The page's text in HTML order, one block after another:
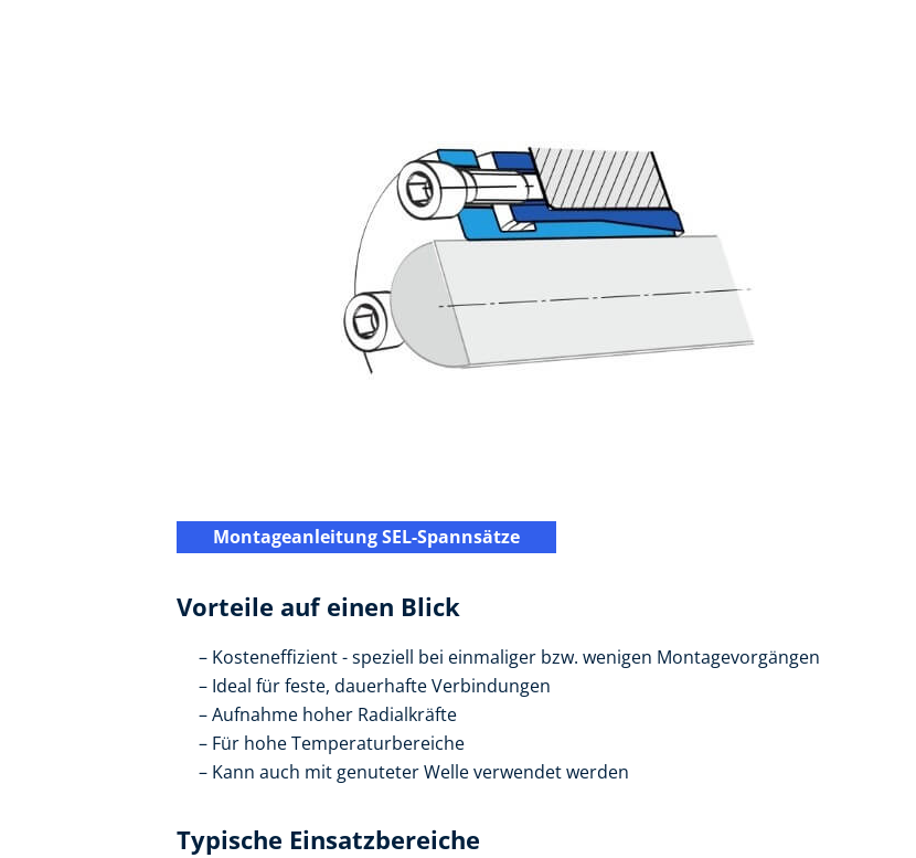
Montageanleitung SEL-Spannsätze
Vorteile auf einen Blick
Kosteneffizient - speziell bei einmaliger bzw. wenigen Montagevorgängen
Ideal für feste, dauerhafte Verbindungen
Aufnahme hoher Radialkräfte
Für hohe Temperaturbereiche
Kann auch mit genuteter Welle verwendet werden
Typische Einsatzbereiche